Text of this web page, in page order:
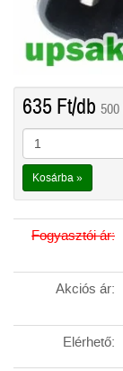
635Ft/db 500
Kosárba »
Fogyasztói ár:
Akciós ár:
Elérhető: